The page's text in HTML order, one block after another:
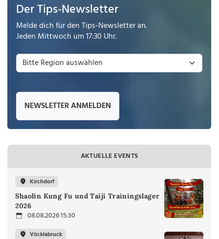
Der Tips-Newsletter
Melde dich für den Tips-Newsletter an.
Jeden Mittwoch um 17:30 Uhr.
NEWSLETTER ANMELDEN
AKTUELLE EVENTS
Kirchdorf
Shaolin Kung Fu und Taiji Trainingslager
2026
08.08.2026 15:30
Vöcklabruck